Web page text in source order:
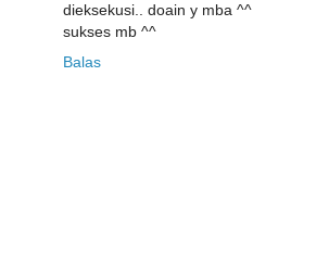
dieksekusi.. doain y mba ^^
sukses mb ^^
Balas